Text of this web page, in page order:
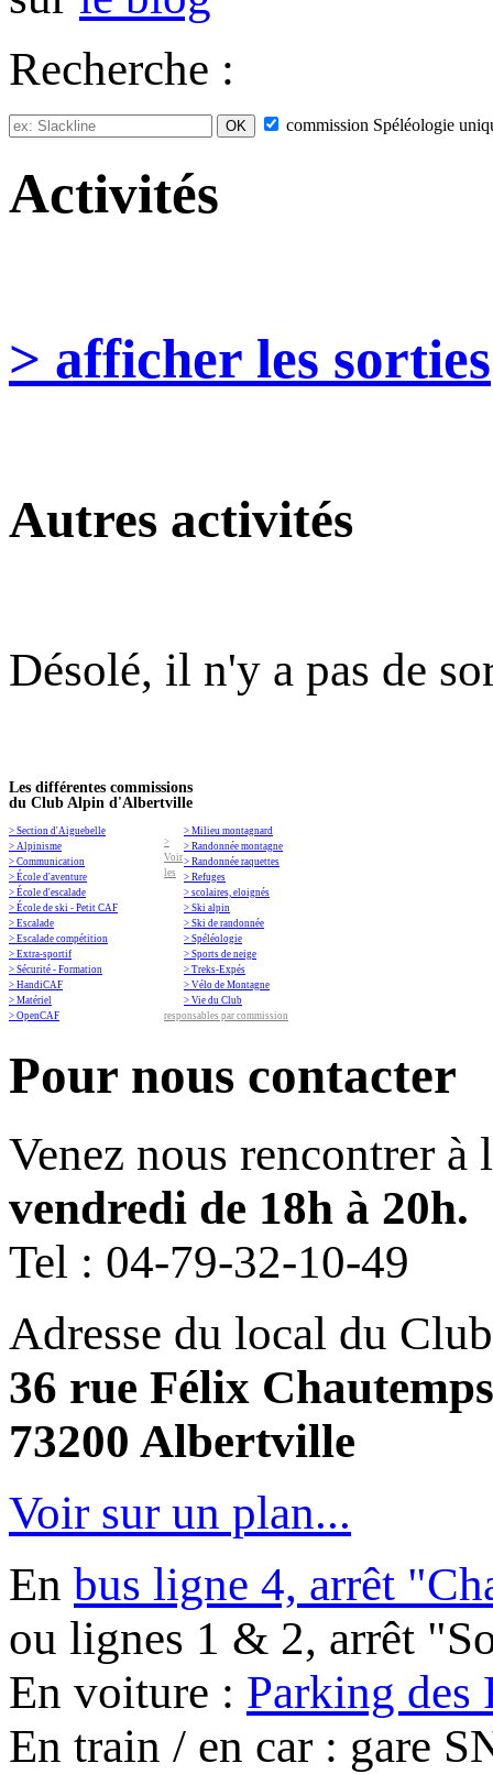
Recherche :
commission Spéléologie
Activités
> afficher les sorties
Autres activités
Désolé, il n'y a pas de
Les différentes commissions
du Club Alpin d'Albertville
> Section d'Aiguebelle
> Alpinisme
> Communication
> École d'aventure
> École d'escalade
> École de ski - Petit CAF
> Escalade
> Escalade compétition
> Extra-sportif
> Sécurité - Formation
> HandiCAF
> Matériel
> OpenCAF
> Milieu montagnard
> Randonnée montagne
> Randonnée raquettes
> Refuges
> scolaires, eloignés
> Ski alpin
> Ski de randonnée
> Spéléologie
> Sports de neige
> Treks-Expés
> Vélo de Montagne
> Vie du Club
>
Voir
les
responsables par commission
Pour nous contacter
Venez nous rencontrer à
vendredi de 18h à 20h.
Tel : 04-79-32-10-49
Adresse du local du
36 rue Félix Chautemps
73200 Albertville
Voir sur un plan...
En bus ligne 4, arrêt
ou lignes 1 & 2, arrêt
En voiture : Parking des
En train / en car : gare